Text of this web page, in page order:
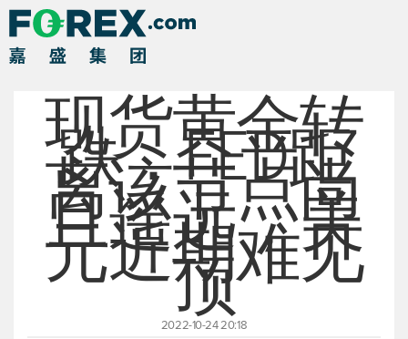
现货黄金转
跌，FED距
离该节点尚
且遥远，美
元近期难见
顶
2022-10-24 20:18